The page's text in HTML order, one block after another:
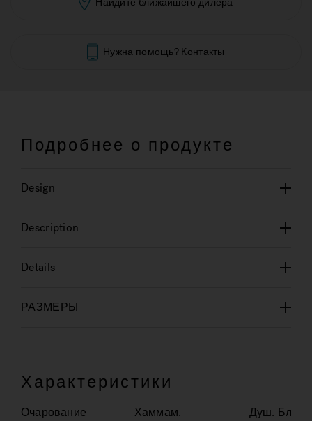
Нужна помощь? Контакты
Подробнее о продукте
Design
Description
Details
РАЗМЕРЫ
Характеристики
Очарование
Хаммам.
Душ.